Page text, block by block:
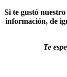
Si te gustó
información, de
Te